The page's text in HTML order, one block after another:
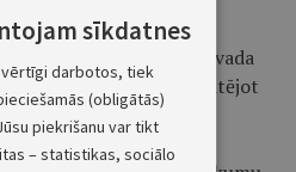
apliecību.
kontrolē Saldus novada
kuras, konstatējot
neievērošanu,
kas uzliek adresātam
sīkdatnes
darbotos, tiek
(obligātās)
piekrišanu var tikt
– statistikas, sociālo